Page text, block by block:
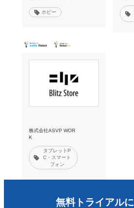
ホビー
株式会社ASVP WOR
K
タブレットP
C・スマート
フォン
無料トライアル